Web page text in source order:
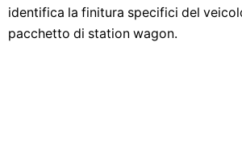
identifica la finitura specifici del
pacchetto di station wagon.